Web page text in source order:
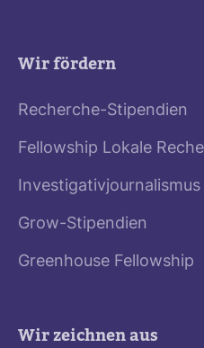
Wir fördern
Recherche-Stipendien
Fellowship Lokale
Investigativjournalismus
Grow-Stipendien
Greenhouse Fellowship
Wir zeichnen aus